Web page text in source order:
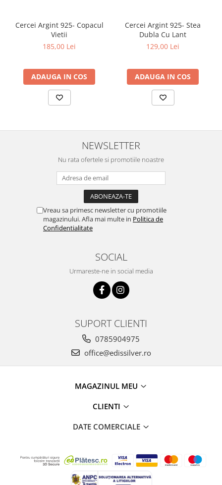
Cercei Argint 925- Copacul
Vietii
185,00 Lei
ADAUGA IN COS
Cercei Argint 925- Stea
Dubla Cu Lant
129,00 Lei
ADAUGA IN COS
NEWSLETTER
Nu rata ofertele si promotiile noastre
Vreau sa primesc newsletter cu promotiile
magazinului. Afla mai multe in Politica de
Confidentialitate
SOCIAL
Urmareste-ne in social media
SUPORT CLIENTI
0785904975
office@edissilver.ro
MAGAZINUL MEU
CLIENTI
DATE COMERCIALE